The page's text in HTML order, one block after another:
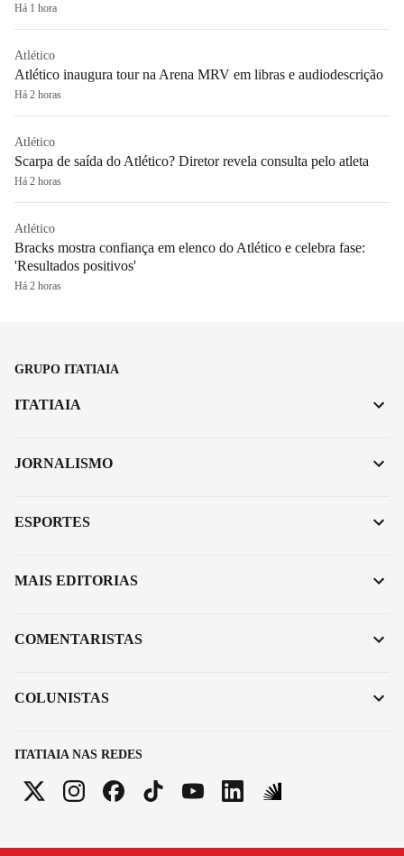
Há 1 hora
Atlético
Atlético inaugura tour na Arena MRV em libras e audiodescrição
Há 2 horas
Atlético
Scarpa de saída do Atlético? Diretor revela consulta pelo atleta
Há 2 horas
Atlético
Bracks mostra confiança em elenco do Atlético e celebra fase:
'Resultados positivos'
Há 2 horas
GRUPO ITATIAIA
ITATIAIA NAS REDES
ITATIAIA
JORNALISMO
ESPORTES
MAIS EDITORIAS
COMENTARISTAS
COLUNISTAS